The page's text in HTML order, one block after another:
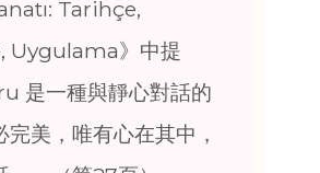
Tarihçe,
Uygulama》中提
是一種與靜心對話的
完美，唯有心在其中，